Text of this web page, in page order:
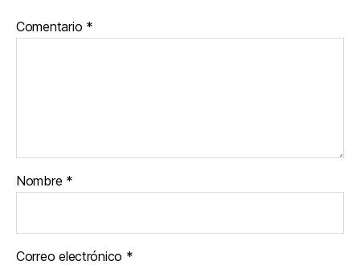
Comentario *
Nombre *
Correo electrónico *